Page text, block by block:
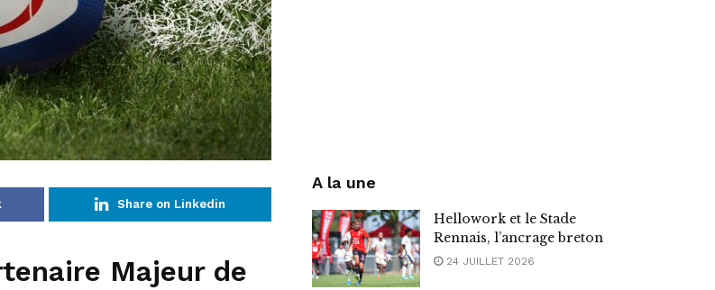
Share on Linkedin
Majeur de
A la une
Hellowork et le Stade
Rennais, l’ancrage breton
24 JUILLET 2026